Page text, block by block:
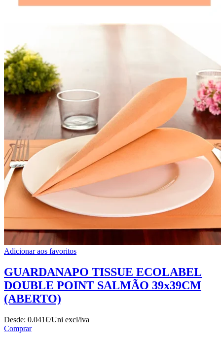
Adicionar aos favoritos
GUARDANAPO TISSUE ECOLABEL
DOUBLE POINT SALMÃO 39x39CM
(ABERTO)
Desde: 0.041€/Uni excl/iva
Comprar